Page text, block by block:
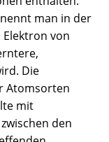
man in der
Elektron von
Die
Atomsorten
mit
den